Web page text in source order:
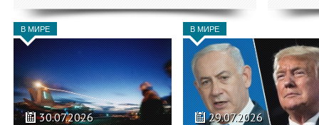
В МИРЕ
30.07.2026
В МИРЕ
29.07.2026